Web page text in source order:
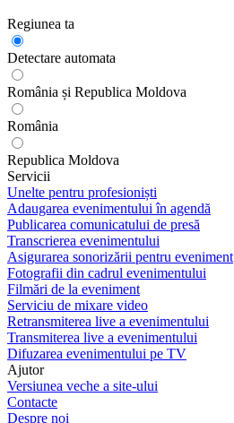
Regiunea ta
Detectare automata
România și Republica Moldova
România
Republica Moldova
Servicii
Unelte pentru profesioniști
Adaugarea evenimentului în agendă
Publicarea comunicatului de presă
Transcrierea evenimentului
Asigurarea sonorizării pentru eveniment
Fotografii din cadrul evenimentului
Filmări de la eveniment
Serviciu de mixare video
Retransmiterea live a evenimentului
Transmiterea live a evenimentului
Difuzarea evenimentului pe TV
Ajutor
Versiunea veche a site-ului
Contacte
Despre noi